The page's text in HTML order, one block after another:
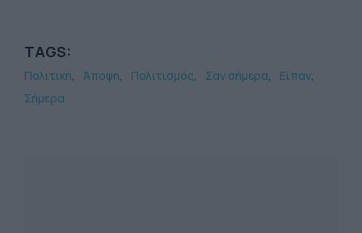
TAGS:
Πολιτική Άποψη Πολιτισμός Σαν σήμερα
Είπαν
Σήμερα